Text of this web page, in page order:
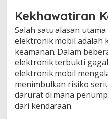
Kekhawatiran
Salah satu alasan
elektronik mobil adalah
keamanan. Dalam
elektronik terbukti
elektronik mobil
menimbulkan risiko
darurat di mana
dari kendaraan.